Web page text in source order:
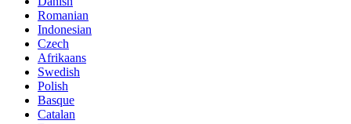
Romanian
Indonesian
Czech
Afrikaans
Swedish
Polish
Basque
Catalan